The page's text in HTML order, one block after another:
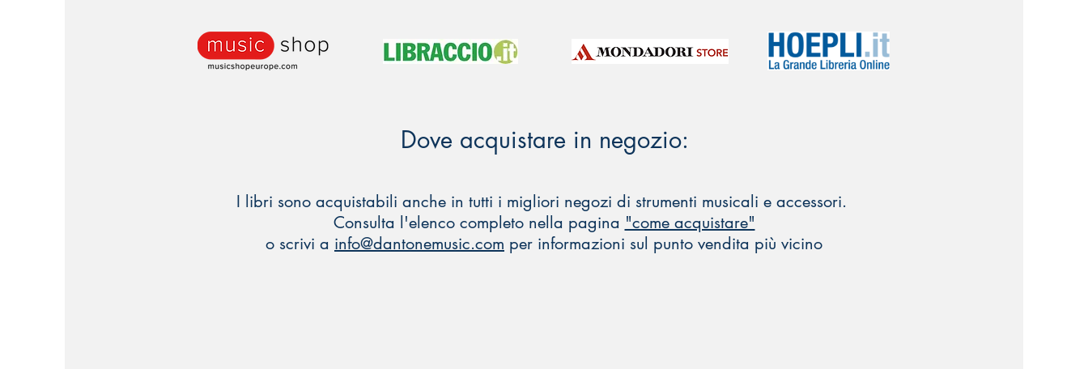
Dove acquistare in negozio:
I libri sono acquistabili anche in tutti i migliori negozi di strumenti musicali e accessori.
Consulta l'elenco completo nella pagina "come acquistare"
o scrivi a info@dantonemusic.com per informazioni sul punto vendita più vicino